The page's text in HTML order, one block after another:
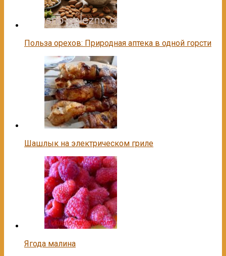
Польза орехов: Природная аптека в одной горсти
Шашлык на электрическом гриле
Ягода малина